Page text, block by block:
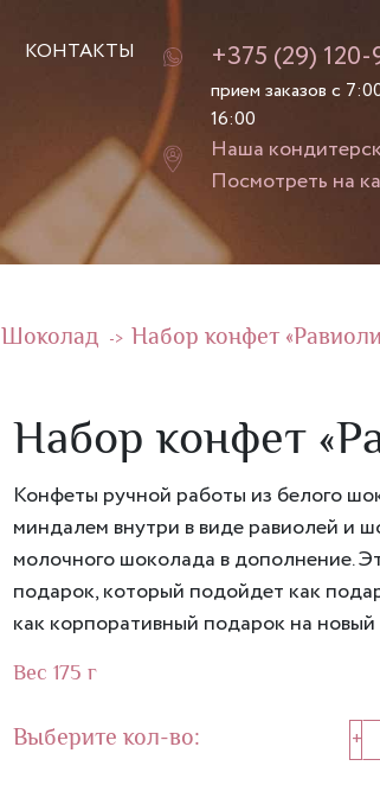
КОНТАКТЫ +375 (29)
прием заказов с
16:00
Наша
Посмотреть на
Шоколад -> Набор конфет
Набор конфет
Конфеты ручной работы из белого
миндалем внутри в виде равиолей и
молочного шоколада в дополнение.
подарок, который подойдет как
как корпоративный подарок на
Вес 175 г
Выберите кол-во: